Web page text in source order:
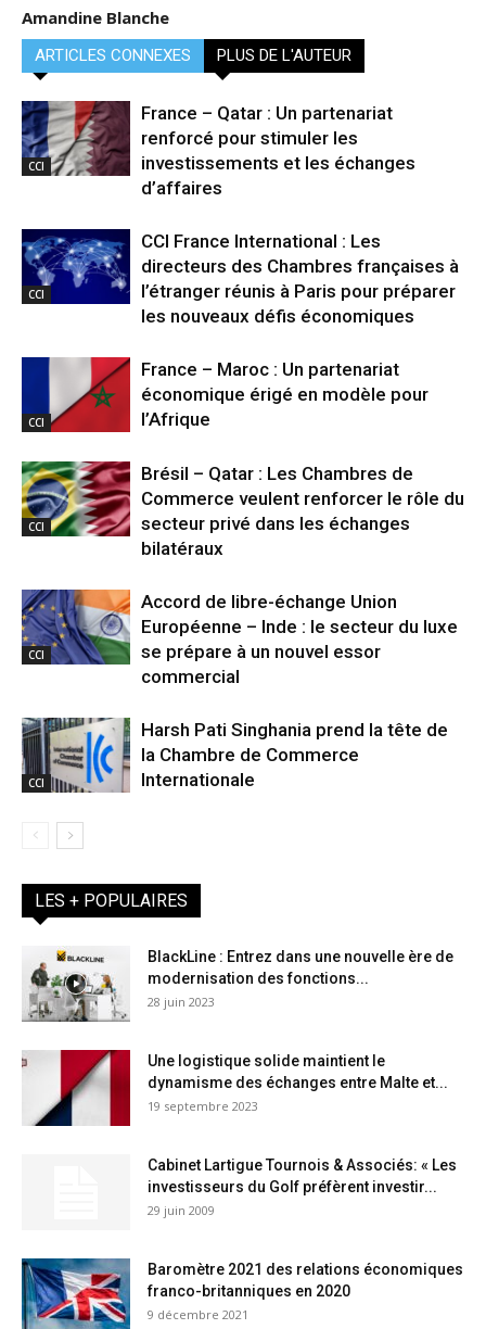
Amandine Blanche
ARTICLES CONNEXES PLUS DE L'AUTEUR
CCI
France – Qatar : Un partenariat
renforcé pour stimuler les
investissements et les échanges
d’affaires
CCI
CCI France International : Les
directeurs des Chambres françaises à
l’étranger réunis à Paris pour préparer
les nouveaux défis économiques
CCI
France – Maroc : Un partenariat
économique érigé en modèle pour
l’Afrique
CCI
Brésil – Qatar : Les Chambres de
Commerce veulent renforcer le rôle du
secteur privé dans les échanges
bilatéraux
CCI
Accord de libre-échange Union
Européenne – Inde : le secteur du luxe
se prépare à un nouvel essor
commercial
CCI
Harsh Pati Singhania prend la tête de
la Chambre de Commerce
Internationale
LES + POPULAIRES
BlackLine : Entrez dans une nouvelle ère de
modernisation des fonctions...
28 juin 2023
Une logistique solide maintient le
dynamisme des échanges entre Malte et...
19 septembre 2023
Cabinet Lartigue Tournois & Associés: « Les
investisseurs du Golf préfèrent investir...
29 juin 2009
Baromètre 2021 des relations économiques
franco-britanniques en 2020
9 décembre 2021